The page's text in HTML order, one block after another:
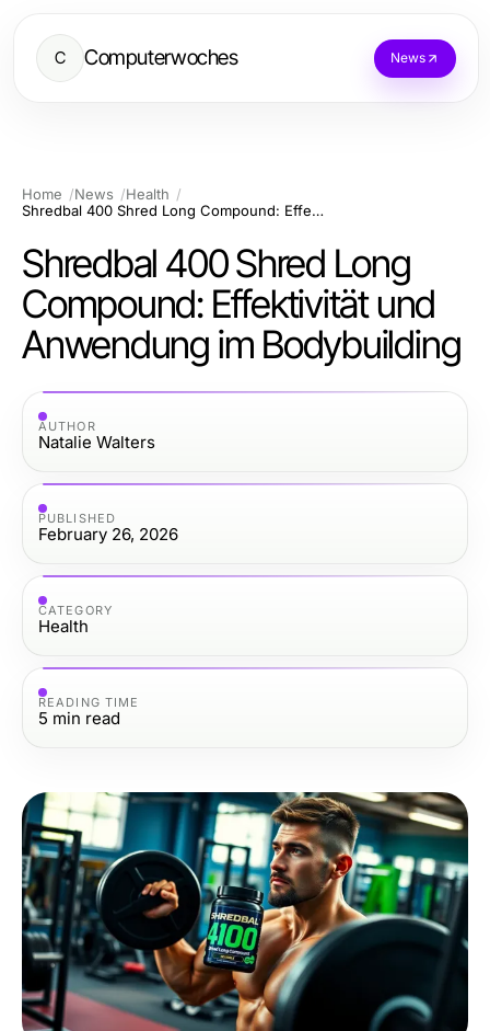
C Computerwoches News
Home News
Health
Shredbal 400 Shred Long Compound: Effektivität und Anwendung im Bodybuilding
Shredbal 400 Shred Long
Compound: Effektivität und
Anwendung im Bodybuilding
AUTHOR
Natalie Walters
PUBLISHED
February 26, 2026
CATEGORY
Health
READING TIME
5 min read